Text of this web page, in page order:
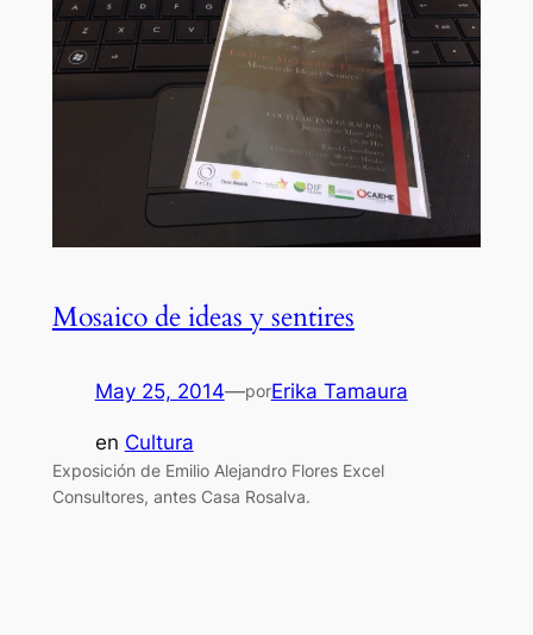
Mosaico de ideas y sentires
May 25, 2014—porErika Tamaura
en Cultura
Exposición de Emilio Alejandro Flores Excel
Consultores, antes Casa Rosalva.